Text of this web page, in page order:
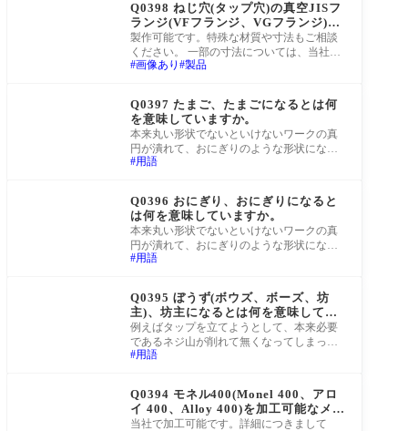
Q0398 ねじ穴(タップ穴)の真空JISフ
ランジ(VFフランジ、VGフランジ)は
購入(製作)できますか。
製作可能です。特殊な材質や寸法もご相談
ください。 一部の寸法については、当社の
ウェブストア「真空屋」にて、すぐに直接
画像あり 製品
Q0397 たまご、たまごになるとは何
を意味していますか。
本来丸い形状でないといけないワークの真
円が潰れて、おにぎりのような形状になっ
てしまうことを指します。おにぎりにな
用語
Q0396 おにぎり、おにぎりになると
は何を意味していますか。
本来丸い形状でないといけないワークの真
円が潰れて、おにぎりのような形状になっ
てしまうことを指します。たまごになる、
用語
Q0395 ぼうず(ボウズ、ボーズ、坊
主)、坊主になるとは何を意味してい
ますか。
例えばタップを立てようとして、本来必要
であるネジ山が削れて無くなってしまった
ような状態のことを指します。
用語
Q0394 モネル400(Monel 400、アロ
イ 400、Alloy 400)を加工可能なメー
カーを探しています。
当社で加工可能です。詳細につきまして